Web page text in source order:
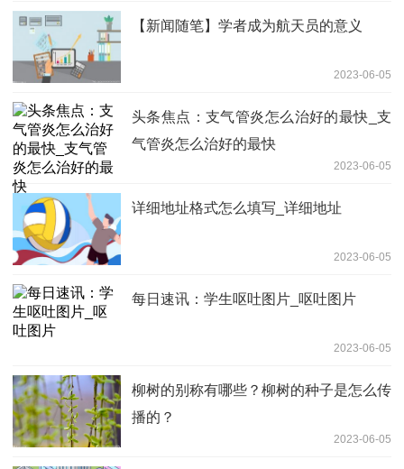
【新闻随笔】学者成为航天员的意义
2023-06-05
头条焦点：支气管炎怎么治好的最快_支
气管炎怎么治好的最快
2023-06-05
详细地址格式怎么填写_详细地址
2023-06-05
每日速讯：学生呕吐图片_呕吐图片
2023-06-05
柳树的别称有哪些？柳树的种子是怎么传
播的？
2023-06-05